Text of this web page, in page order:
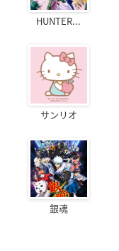
【発売日】
単行本⑬～⑮巻「
▼ご予約・ご購入は
D・N・ANGEL
【価格】
1,980円(税込)
HUNTER...
サンリオ
銀魂